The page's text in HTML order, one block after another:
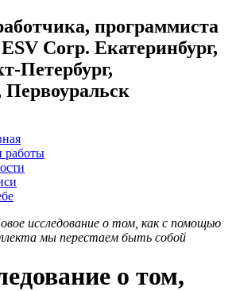
программиста
Corp. Екатеринбург,
Петербург,
исследование о том, как с помощью
мы перестаем быть собой
о том,